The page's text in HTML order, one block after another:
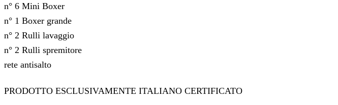
n° 6 Mini Boxer
n° 1 Boxer grande
n° 2 Rulli lavaggio
n° 2 Rulli spremitore
rete antisalto
PRODOTTO ESCLUSIVAMENTE ITALIANO CERTIFICATO